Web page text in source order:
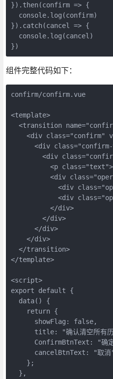
}).then(confirm => {
  console.log(confirm)
}).catch(cancel => {
  console.log(cancel)
})
组件完整代码如下：
confirm/confirm.vue
<template>
<transition
<div class="confirm"
<div
<div
<p
<div
<div
<div
          </div>
        </div>
      </div>
    </div>
  </transition>
</template>
<script>
export default {
  data() {
    return {
      showFlag: false,
title: "确认清空所有
ConfirmBtnText: "确
cancelBtnText: "取消
    };
  },